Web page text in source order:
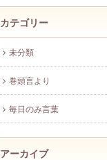
カテゴリー
未分類
巻頭言より
毎日のみ言葉
アーカイブ